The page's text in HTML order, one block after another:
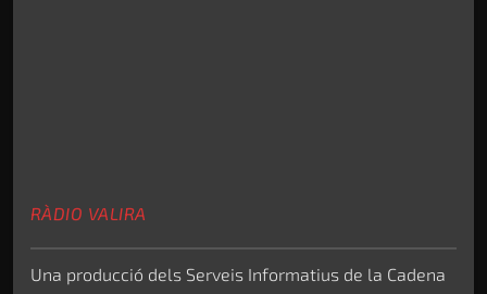
RÀDIO VALIRA
Una producció dels Serveis Informatius de la Cadena